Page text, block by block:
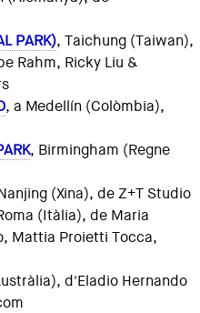
PARK), Taichung (Taiwan),
Rahm, Ricky Liu &
, a Medellín (Colòmbia),
, Birmingham (Regne
(Xina), de Z+T Studio
(Itàlia), de Maria
Mattia Proietti Tocca,
d'Eladio Hernando